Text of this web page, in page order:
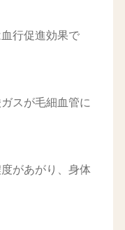
行促進効果で
スが毛細血管に
があがり、身体